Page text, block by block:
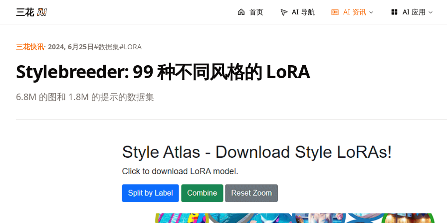
三花 首页 AI 导航 AI 资讯 AI 应用
三花快讯· 2024, 6月25日#数据集#LORA
Stylebreeder: 99 种不同风格的 LoRA
6.8M 的图和 1.8M 的提示的数据集